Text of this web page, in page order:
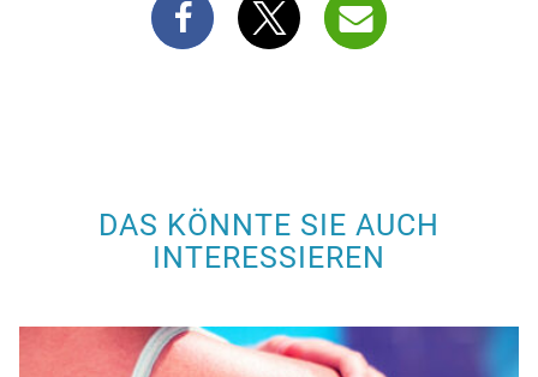
DAS KÖNNTE SIE AUCH
INTERESSIEREN